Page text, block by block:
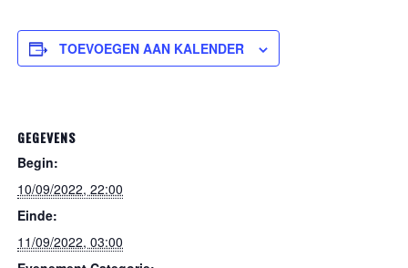
TOEVOEGEN AAN KALENDER
GEGEVENS
Begin:
10/09/2022, 22:00
Einde:
11/09/2022, 03:00